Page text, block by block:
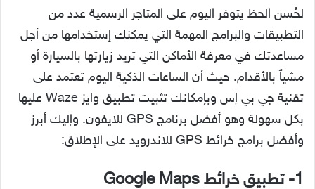
لحُسن الحظ يتوفر اليوم على المتاجر الرسمية عدد من
التطبيقات والبرامج المهمة التي يمكنك إستخدامها من أجل
مساعدتك في معرفة الأماكن التي تريد زيارتها بالسيارة أو
مشياً بالأقدام. حيث أن الساعات الذكية اليوم تعتمد على
تقنية جي بي إس وبإمكانك تثبيت تطبيق وايز Waze عليها
بكل سهولة وهو أفضل برنامج GPS للايفون. وإليك أبرز
وأفضل برامج خرائط GPS للاندرويد على الإطلاق:
1- تطبيق خرائط Google Maps